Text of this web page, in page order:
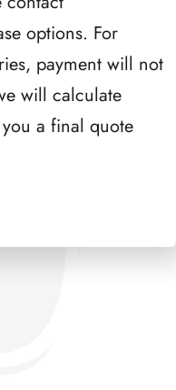
options. For
payment will not
will calculate
a final quote